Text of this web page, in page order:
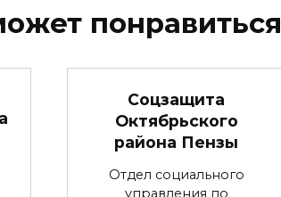
понравиться
Соцзащита
Октябрьского
района Пензы
Отдел социального
управления по